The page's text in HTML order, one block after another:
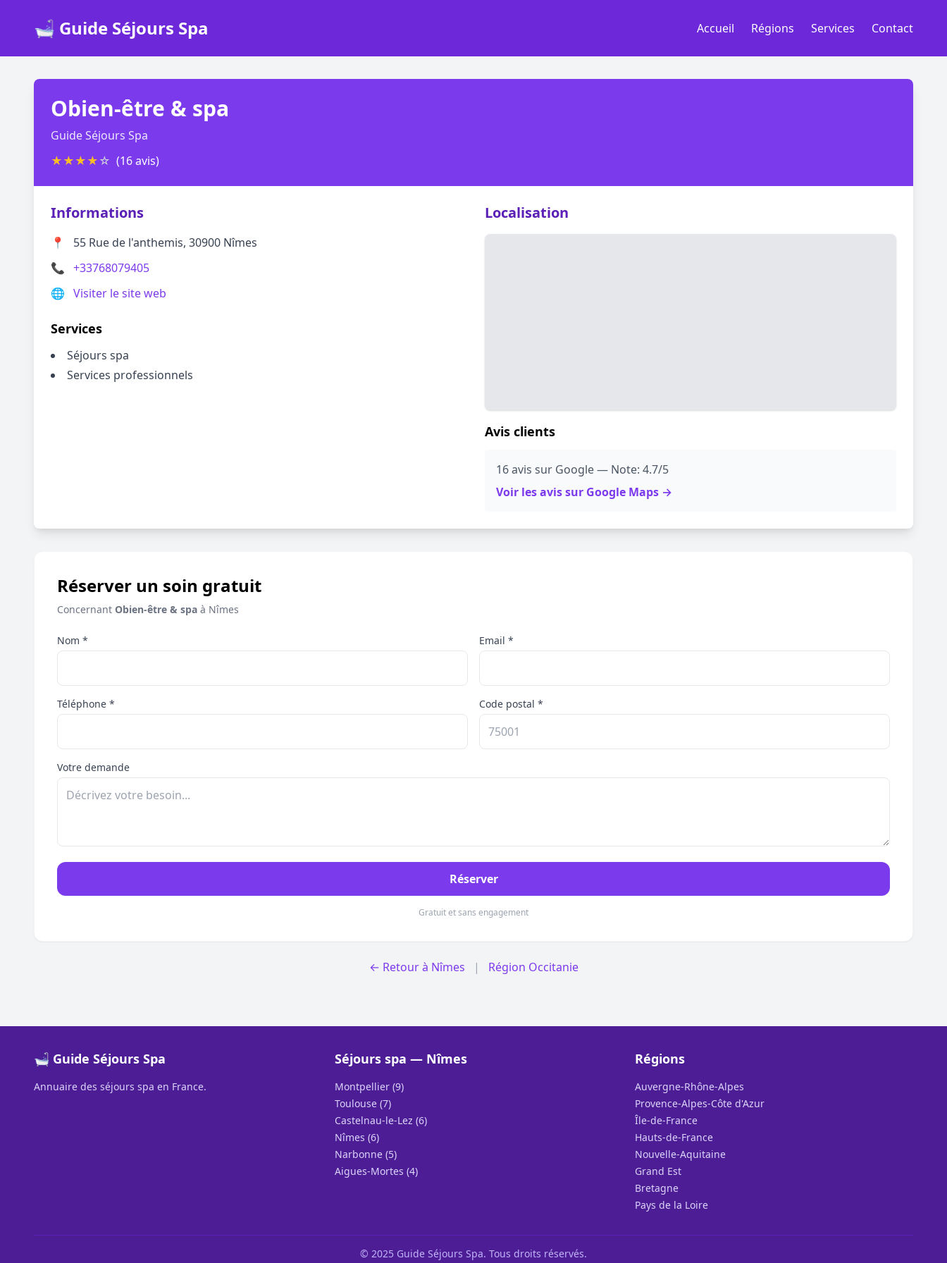
🛁 Guide Séjours Spa Accueil Régions Services Contact
Obien-être & spa
Guide Séjours Spa
★★★★☆ (16 avis)
Informations
📍
55 Rue de l'anthemis, 30900 Nîmes
📞 +33768079405
🌐 Visiter le site web
Services
Séjours spa
Services professionnels
Localisation
Avis clients
16 avis sur Google — Note: 4.7/5
Voir les avis sur Google Maps →
Réserver un soin gratuit
Concernant Obien-être & spa à Nîmes
Nom * Email *
Téléphone * Code postal *
Votre demande
Réserver
Gratuit et sans engagement
← Retour à Nîmes | Région Occitanie
🛁 Guide Séjours Spa
Annuaire des séjours spa en France.
Séjours spa — Nîmes
Montpellier (9)
Toulouse (7)
Castelnau-le-Lez (6)
Nîmes (6)
Narbonne (5)
Aigues-Mortes (4)
Régions
Auvergne-Rhône-Alpes
Provence-Alpes-Côte d'Azur
Île-de-France
Hauts-de-France
Nouvelle-Aquitaine
Grand Est
Bretagne
Pays de la Loire
© 2025 Guide Séjours Spa. Tous droits réservés.